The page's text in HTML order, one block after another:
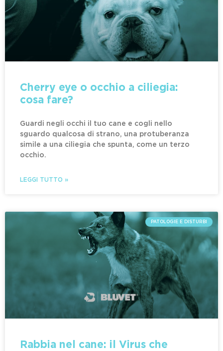
Cherry eye o occhio a ciliegia:
cosa fare?
Guardi negli occhi il tuo cane e cogli nello
sguardo qualcosa di strano, una protuberanza
simile a una ciliegia che spunta, come un terzo
occhio.
LEGGI TUTTO »
PATOLOGIE E DISTURBI
Rabbia nel cane: il Virus che